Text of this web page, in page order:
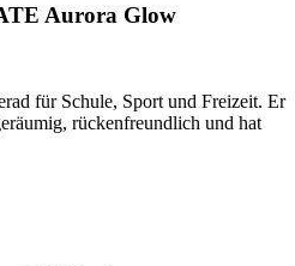
Aurora Glow
für Schule, Sport und Freizeit. Er
rückenfreundlich und hat